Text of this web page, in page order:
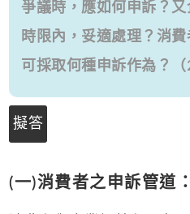
爭議時，應如何申訴？
時限內，妥適處理？消
可採取何種申訴作為？（
擬答
(一)消費者之申訴管道：